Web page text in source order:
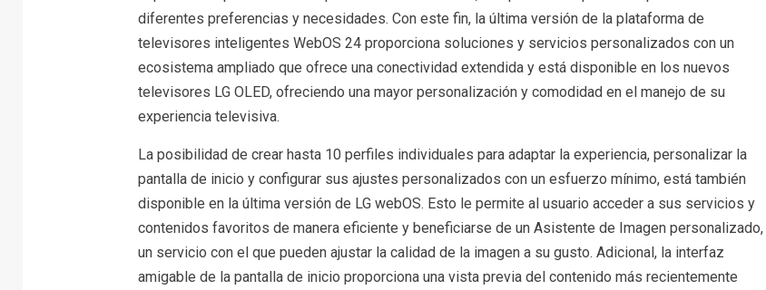
diferentes preferencias y necesidades. Con este fin, la última versión de la plataforma de
televisores inteligentes WebOS 24 proporciona soluciones y servicios personalizados con un
ecosistema ampliado que ofrece una conectividad extendida y está disponible en los nuevos
televisores LG OLED, ofreciendo una mayor personalización y comodidad en el manejo de su
experiencia televisiva.
La posibilidad de crear hasta 10 perfiles individuales para adaptar la experiencia, personalizar la
pantalla de inicio y configurar sus ajustes personalizados con un esfuerzo mínimo, está también
disponible en la última versión de LG webOS. Esto le permite al usuario acceder a sus servicios y
contenidos favoritos de manera eficiente y beneficiarse de un Asistente de Imagen personalizado,
un servicio con el que pueden ajustar la calidad de la imagen a su gusto. Adicional, la interfaz
amigable de la pantalla de inicio proporciona una vista previa del contenido más recientemente